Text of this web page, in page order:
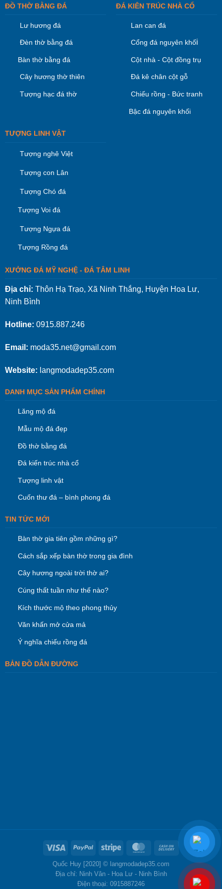
ĐỒ THỜ BẰNG ĐÁ
Lư hương đá
Đèn thờ bằng đá
Bàn thờ bằng đá
Cây hương thờ thiên
Tượng hạc đá thờ
ĐÁ KIÊN TRÚC NHÀ CỔ
Lan can đá
Cổng đá nguyên khối
Cột nhà - Cột đồng trụ
Đá kê chân cột gỗ
Chiếu rồng - Bức tranh
Bậc đá nguyên khối
TƯỢNG LINH VẬT
Tượng nghê Việt
Tượng con Lân
Tượng Chó đá
Tượng Voi đá
Tượng Ngựa đá
Tượng Rồng đá
XƯỞNG ĐÁ MỸ NGHỆ - ĐÁ TÂM LINH
Địa chỉ: Thôn Hạ Trạo, Xã Ninh Thắng, Huyện Hoa Lư,
Ninh Bình
Hotline: 0915.887.246
Email: moda35.net@gmail.com
Website: langmodadep35.com
DANH MỤC SẢN PHẨM CHÍNH
Lăng mộ đá
Mẫu mộ đá đẹp
Đồ thờ bằng đá
Đá kiến trúc nhà cổ
Tượng linh vật
Cuốn thư đá – bình phong đá
TIN TỨC MỚI
Bàn thờ gia tiên gồm những gì?
Cách sắp xếp bàn thờ trong gia đình
Cây hương ngoài trời thờ ai?
Cúng thất tuần như thế nào?
Kích thước mộ theo phong thủy
Văn khấn mở cửa mả
Ý nghĩa chiếu rồng đá
BẢN ĐỒ DẪN ĐƯỜNG
Quốc Huy [2020] © langmodadep35.com
Địa chỉ: Ninh Vân - Hoa Lư - Ninh Bình
Điện thoại: 0915887246